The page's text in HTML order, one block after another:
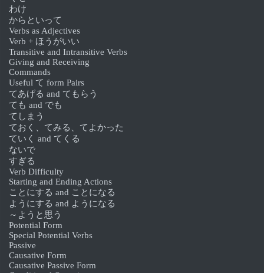
わけ
からといって
Verbs as Adjectives
Verb + ほうがいい
Transitive and Intransitive Verbs
Giving and Receiving
Commands
Useful て form Pairs
てあげる and てもらう
ても and でも
てしまう
ておく、てみる、てよかった
ていく and てくる
ないで
すぎる
Verb Difficulty
Starting and Ending Actions
ことにする and ことになる
ようにする and ようになる
～ようと思う
Potential Form
Special Potential Verbs
Passive
Causative Form
Causative Passive Form